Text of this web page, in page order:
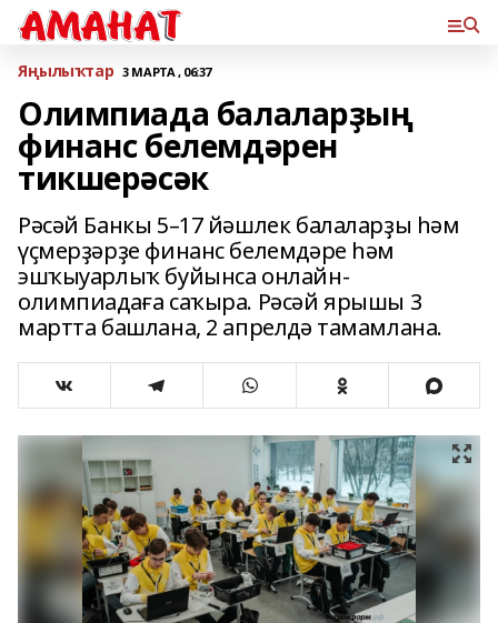
Яңылыҡтар 3 МАРТА , 06:37
Олимпиада балаларҙың
финанс белемдәрен
тикшерәсәк
Рәсәй Банкы 5–17 йәшлек балаларҙы һәм
үҫмерҙәрҙе финанс белемдәре һәм
эшҡыуарлыҡ буйынса онлайн-
олимпиадаға саҡыра. Рәсәй ярышы 3
мартта башлана, 2 апрелдә тамамлана.